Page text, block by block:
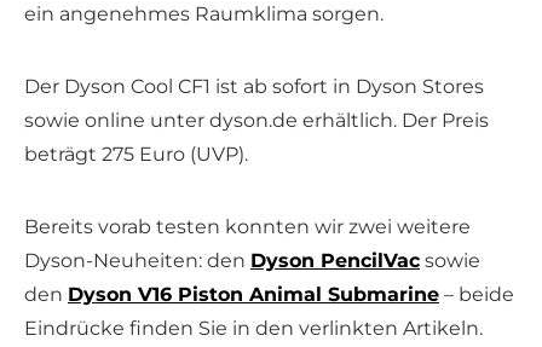
ein angenehmes Raumklima sorgen.
Der Dyson Cool CF1 ist ab sofort in Dyson Stores
sowie online unter dyson.de erhältlich. Der Preis
beträgt 275 Euro (UVP).
Bereits vorab testen konnten wir zwei weitere
Dyson-Neuheiten: den Dyson PencilVac sowie
den Dyson V16 Piston Animal Submarine – beide
Eindrücke finden Sie in den verlinkten Artikeln.